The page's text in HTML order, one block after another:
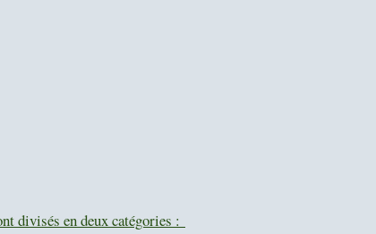
divisés en deux catégories :